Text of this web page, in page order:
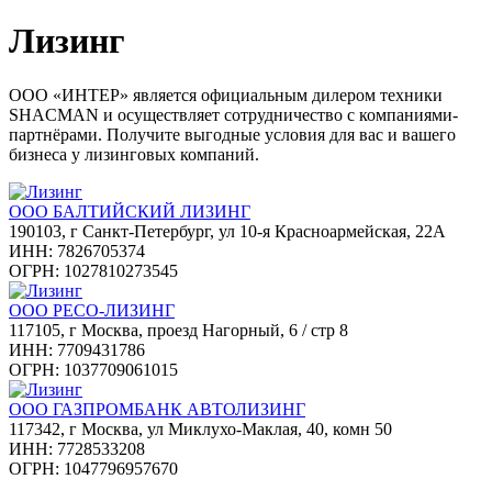
Лизинг
ООО «ИНТЕР» является официальным дилером техники
SHACMAN и осуществляет сотрудничество с компаниями-
партнёрами. Получите выгодные условия для вас и вашего
бизнеса у лизинговых компаний.
ООО БАЛТИЙСКИЙ ЛИЗИНГ
190103, г Санкт-Петербург, ул 10-я Красноармейская, 22А
ИНН: 7826705374
ОГРН: 1027810273545
ООО РЕСО-ЛИЗИНГ
117105, г Москва, проезд Нагорный, 6 / стр 8
ИНН: 7709431786
ОГРН: 1037709061015
ООО ГАЗПРОМБАНК АВТОЛИЗИНГ
117342, г Москва, ул Миклухо-Маклая, 40, комн 50
ИНН: 7728533208
ОГРН: 1047796957670